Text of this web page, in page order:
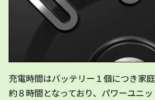
充電時間はバッテリー１個につき家
約８時間となっており、パワーユニ